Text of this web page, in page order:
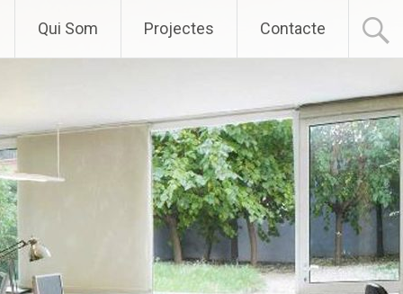
Qui Som Projectes Contacte